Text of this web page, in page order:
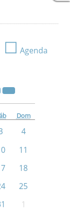
☐ Agenda
Dom
4
11
18
25
1